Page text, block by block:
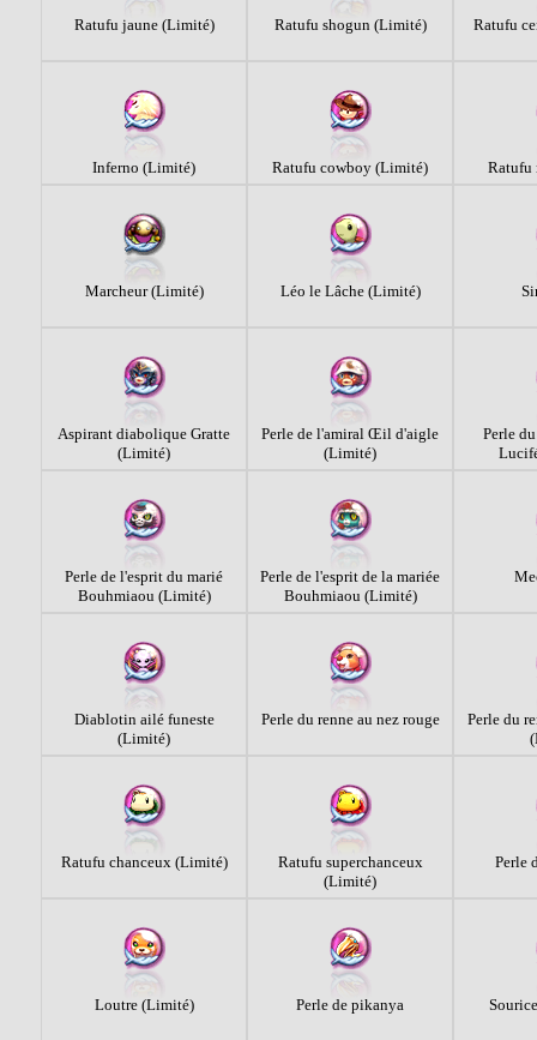
Ratufu jaune (Limité) Ratufu shogun (Limité) Ratufu
Inferno (Limité) Ratufu cowboy (Limité) Ratufu
Marcheur (Limité) Léo le Lâche (Limité)
Aspirant diabolique Gratte
(Limité)
Perle de l'amiral Œil d'aigle
(Limité)
Perle
Perle de l'esprit du marié
Bouhmiaou (Limité)
Perle de l'esprit de la mariée
Bouhmiaou (Limité)
Diablotin ailé funeste
(Limité)
Perle du renne au nez rouge
Perle du
Ratufu chanceux (Limité)
Ratufu superchanceux
(Limité)
Perle
Loutre (Limité) Perle de pikanya